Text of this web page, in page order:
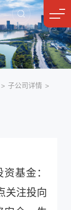
子公司详情
资基金：
关注投向